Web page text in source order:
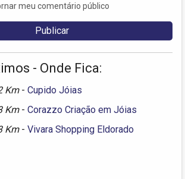
meu comentário público
- Onde Fica:
Km - Cupido Jóias
Km - Corazzo Criação em Jóias
Km - Vivara Shopping Eldorado